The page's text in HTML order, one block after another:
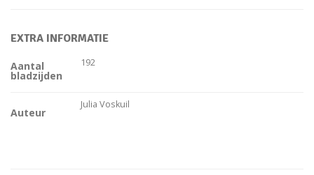
EXTRA INFORMATIE
Aantal
bladzijden
192
Auteur
Julia Voskuil